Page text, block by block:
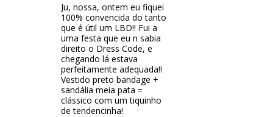
Ju, nossa, ontem eu fiquei
100% convencida do tanto
que é útil um LBD!! Fui a
uma festa que eu n sabia
direito o Dress Code, e
chegando lá estava
perfeitamente adequada!!
Vestido preto bandage +
sandália meia pata =
clássico com um tiquinho
de tendencinha!